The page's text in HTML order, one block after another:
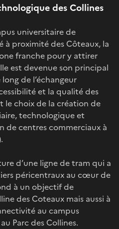
des Collines
universitaire de
à proximité des Côteaux, la
franche pour y attirer
est devenue son principal
de l’échangeur
et la qualité des
choix de la création de
technologique et
de centres commerciaux à
d’une ligne de tram qui a
péricentraux au cœur de
à un objectif de
des Coteaux mais aussi à
au campus
Parc des Collines.